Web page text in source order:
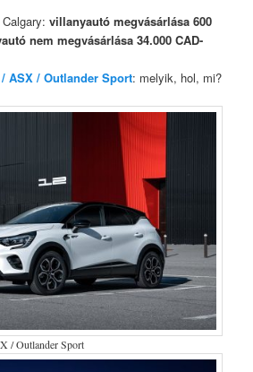
villanyautó megvásárlása 600
nem megvásárlása 34.000 CAD-
ASX / Outlander Sport: melyik, hol, mi?
/ Outlander Sport